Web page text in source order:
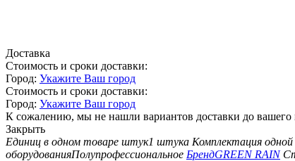
Доставка
Стоимость и сроки доставки:
Город: Укажите Ваш город
Стоимость и сроки доставки:
Город: Укажите Ваш город
К сожалению, мы не нашли вариантов доставки до
Закрыть
Единиц в одном товаре штук1 штука Комплектация
оборудованияПолупрофессиональное БрендGREEN RAIN